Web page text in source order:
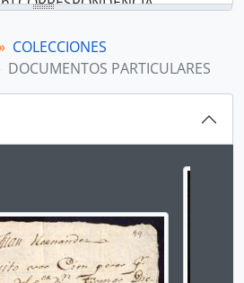
COLECCIONES
DOCUMENTOS PARTICULARES
slide of this carousel will